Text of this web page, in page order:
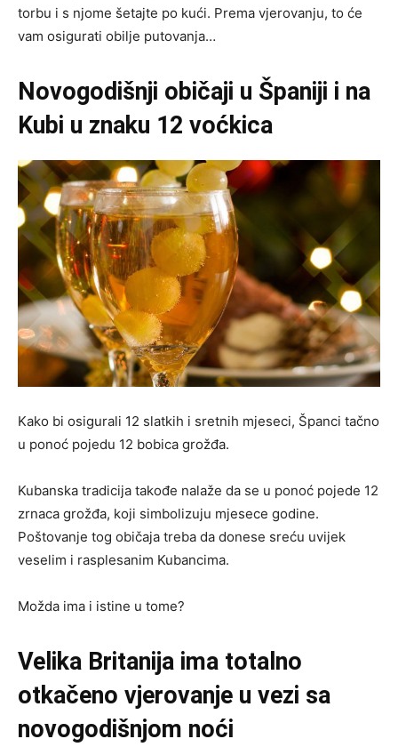
torbu i s njome šetajte po kući. Prema vjerovanju, to će
vam osigurati obilje putovanja…
Novogodišnji običaji u Španiji i na
Kubi u znaku 12 voćkica
Kako bi osigurali 12 slatkih i sretnih mjeseci, Španci tačno
u ponoć pojedu 12 bobica grožđa.
Kubanska tradicija takođe nalaže da se u ponoć pojede 12
zrnaca grožđa, koji simbolizuju mjesece godine.
Poštovanje tog običaja treba da donese sreću uvijek
veselim i rasplesanim Kubancima.
Možda ima i istine u tome?
Velika Britanija ima totalno
otkačeno vjerovanje u vezi sa
novogodišnjom noći